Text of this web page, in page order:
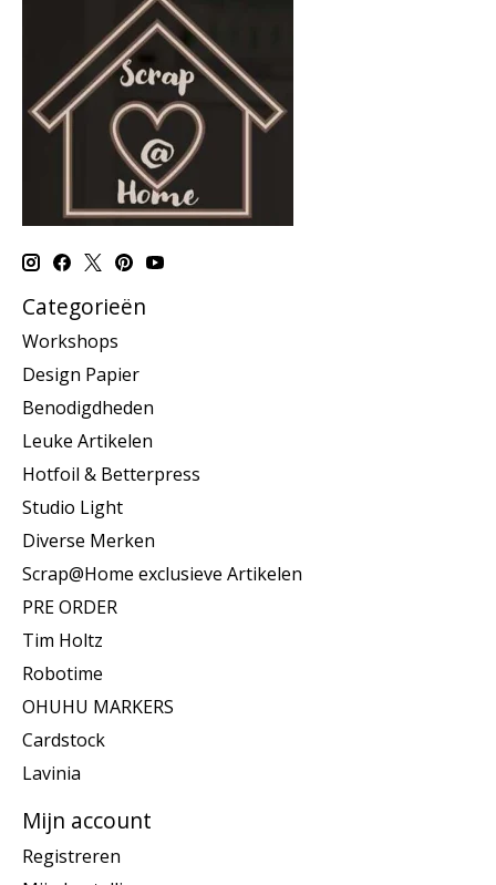
Categorieën
Workshops
Design Papier
Benodigdheden
Leuke Artikelen
Hotfoil & Betterpress
Studio Light
Diverse Merken
Scrap@Home exclusieve Artikelen
PRE ORDER
Tim Holtz
Robotime
OHUHU MARKERS
Cardstock
Lavinia
Mijn account
Registreren